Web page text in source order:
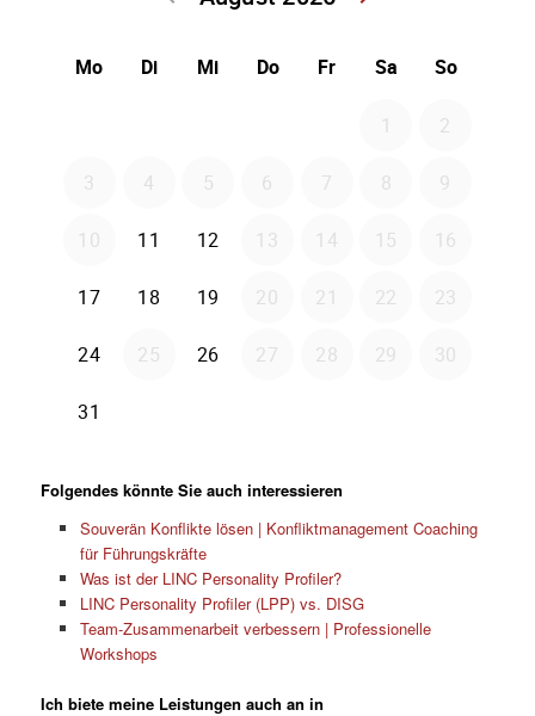
Folgendes könnte Sie auch interessieren
Souverän Konflikte lösen | Konfliktmanagement Coaching
für Führungskräfte
Was ist der LINC Personality Profiler?
LINC Personality Profiler (LPP) vs. DISG
Team-Zusammenarbeit verbessern | Professionelle
Workshops
Ich biete meine Leistungen auch an in